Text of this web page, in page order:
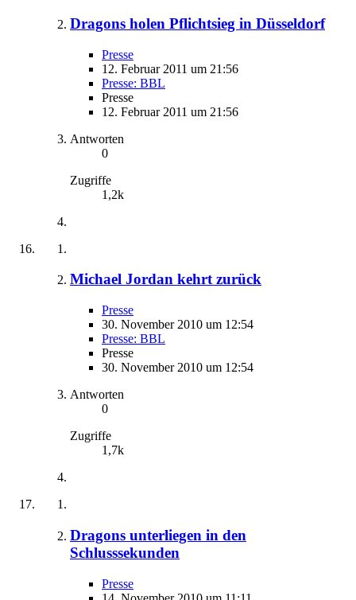
Dragons holen Pflichtsieg in Düsseldorf
Presse
12. Februar 2011 um 21:56
Presse: BBL
Presse
12. Februar 2011 um 21:56
Antworten
0
Zugriffe
1,2k
Michael Jordan kehrt zurück
Presse
30. November 2010 um 12:54
Presse: BBL
Presse
30. November 2010 um 12:54
Antworten
0
Zugriffe
1,7k
Dragons unterliegen in den
Schlusssekunden
Presse